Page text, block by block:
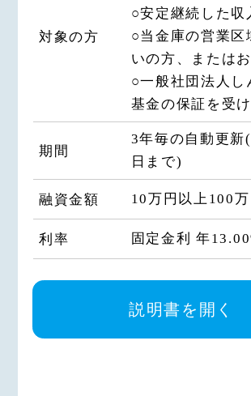
務、金融商品仲介業務、信
社債業務等、法律により信用
営むことができる業務およ
に付随する業務
（3）その他信用金庫が営む
業務（今後取扱いが認めら
2.利用目的
連会社や提携会社の金融商品
金融商品やｻｰﾋﾞｽの申込みの
ため
対象の方
○安定継続した収
○当金庫の営業区
いの方、または
○一般社団法人し
基金の保証を受
期間
3年毎の自動更新
日まで)
融資金額 10万円以上100
利率 固定金利 年
説明書を開く